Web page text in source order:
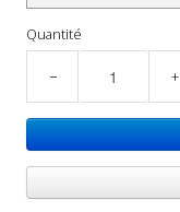
Quantité
− +